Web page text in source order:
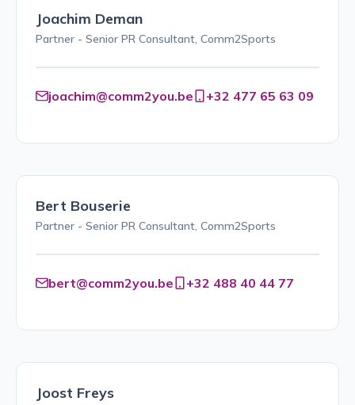
Joachim Deman
Partner - Senior PR Consultant, Comm2Sports
joachim@comm2you.be +32 477 65 63 09
Bert Bouserie
Partner - Senior PR Consultant, Comm2Sports
bert@comm2you.be +32 488 40 44 77
Joost Freys